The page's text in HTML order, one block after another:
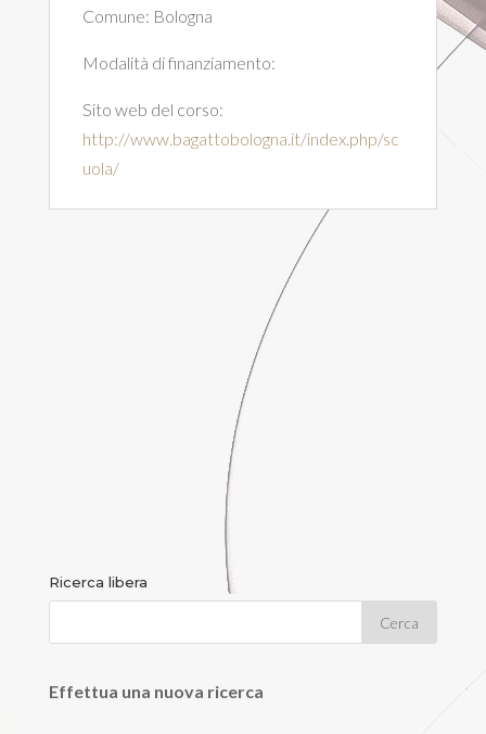
Comune: Bologna
Modalità di finanziamento:
Sito web del corso:
http://www.bagattobologna.it/index.php/sc
uola/
Ricerca libera
Effettua una nuova ricerca